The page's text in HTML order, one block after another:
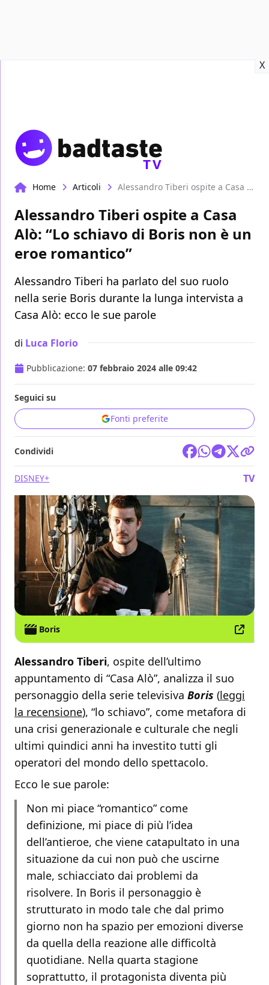
X
TV
Home Articoli Alessandro Tiberi ospite a Casa Alò: “Lo schiavo di Boris non è un eroe romantico”
Alessandro Tiberi ospite a Casa
Alò: “Lo schiavo di Boris non è un
eroe romantico”
Alessandro Tiberi ha parlato del suo ruolo
nella serie Boris durante la lunga intervista a
Casa Alò: ecco le sue parole
di Luca Florio
Pubblicazione: 07 febbraio 2024 alle 09:42
Seguici su
Fonti preferite
Condividi
DISNEY+ TV
Boris
Alessandro Tiberi, ospite dell’ultimo
appuntamento di “Casa Alò”, analizza il suo
personaggio della serie televisiva Boris (leggi
la recensione), “lo schiavo”, come metafora di
una crisi generazionale e culturale che negli
ultimi quindici anni ha investito tutti gli
operatori del mondo dello spettacolo.
Ecco le sue parole:
Non mi piace “romantico” come
definizione, mi piace di più l’idea
dell’antieroe, che viene catapultato in una
situazione da cui non può che uscirne
male, schiacciato dai problemi da
risolvere. In Boris il personaggio è
strutturato in modo tale che dal primo
giorno non ha spazio per emozioni diverse
da quella della reazione alle difficoltà
quotidiane. Nella quarta stagione
soprattutto, il protagonista diventa più